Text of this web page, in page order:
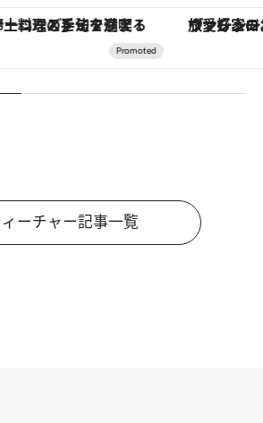
・オートマティック」。旅愛好家のお気に入りコレクションから、ジェンダーレスな新作が登場
ーチャー記事一覧